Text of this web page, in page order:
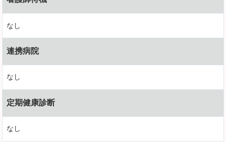
なし
連携病院
なし
定期健康診断
なし